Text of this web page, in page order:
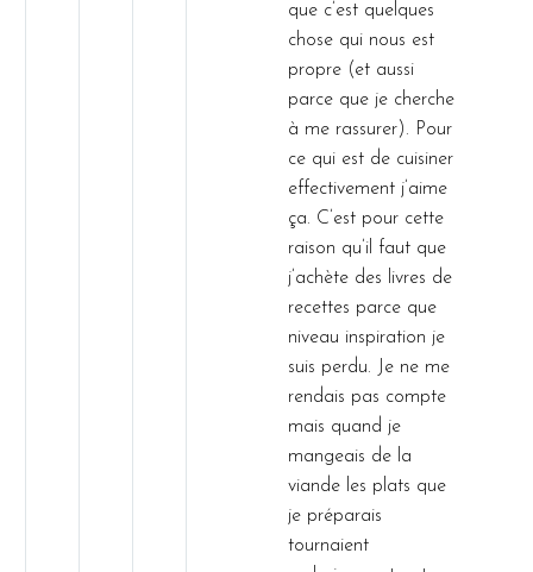
que c’est quelques
chose qui nous est
propre (et aussi
parce que je cherche
à me rassurer). Pour
ce qui est de cuisiner
effectivement j’aime
ça. C’est pour cette
raison qu’il faut que
j’achète des livres de
recettes parce que
niveau inspiration je
suis perdu. Je ne me
rendais pas compte
mais quand je
mangeais de la
viande les plats que
je préparais
tournaient